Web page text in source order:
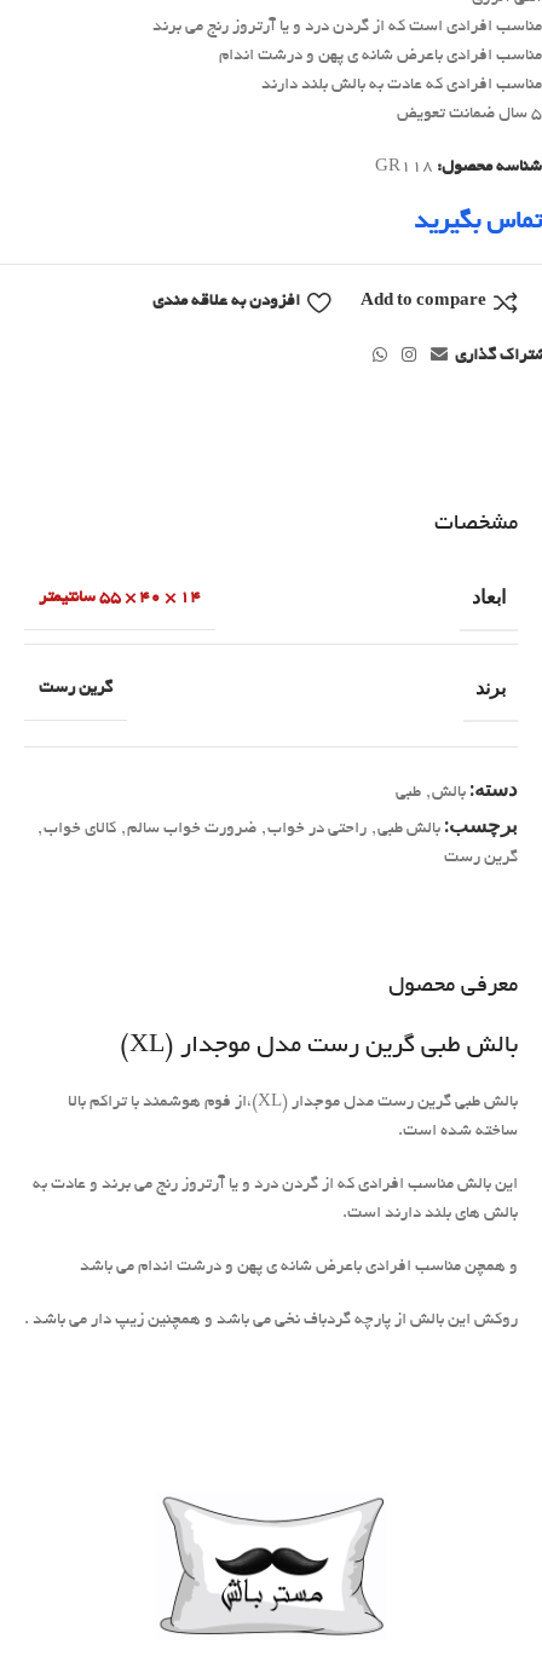
مناسب افرادی است که از گردن درد و یا آرتروز رنج می برند
مناسب افرادی باعرض شانه ی پهن و درشت اندام
مناسب افرادی که عادت به بالش بلند دارند
5 سال ضمانت تعویض
شناسه محصول: GR118
تماس بگیرید
Add to compare افزودن به علاقه مندی
گذاری
معرفی محصول
بالش طبی گرین رست مدل موجدار (XL)
بالش طبی گرین رست مدل موجدار (XL)،از فوم هوشمند با تراکم بالا
ساخته شده است.
این بالش مناسب افرادی که از گردن درد و یا آرتروز رنج می برند و عادت به
بالش های بلند دارند است.
و همچن مناسب افرادی باعرض شانه ی پهن و درشت اندام می باشد
روکش این بالش از پارچه گردباف نخی می باشد و همچنین زیپ دار می باشد .
مشخصات
ابعاد 14 × 40 × 55 سانتیمتر
برند گرین رست
دسته: بالش, طبی
برچسب: بالش طبی, راحتی در خواب, ضرورت خواب سالم, کالای خواب,
گرین رست